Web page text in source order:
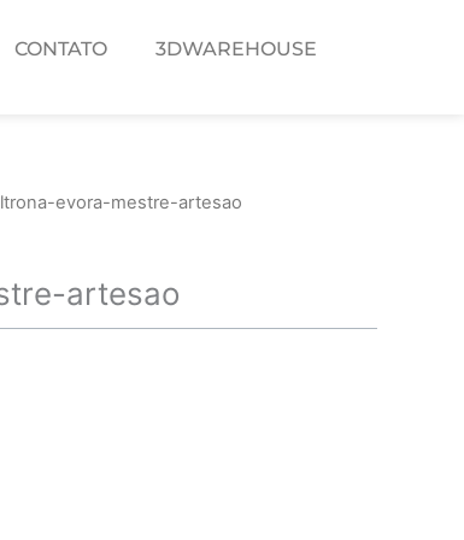
CONTATO 3DWAREHOUSE
evora-mestre-artesao
artesao